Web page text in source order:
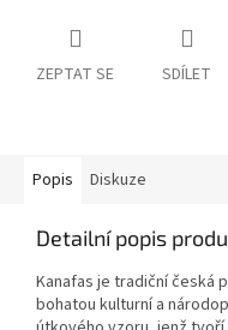
ZEPTAT SE SDÍLET
Popis Diskuze
Detailní popis
Kanafas je tradiční česká
bohatou kulturní a